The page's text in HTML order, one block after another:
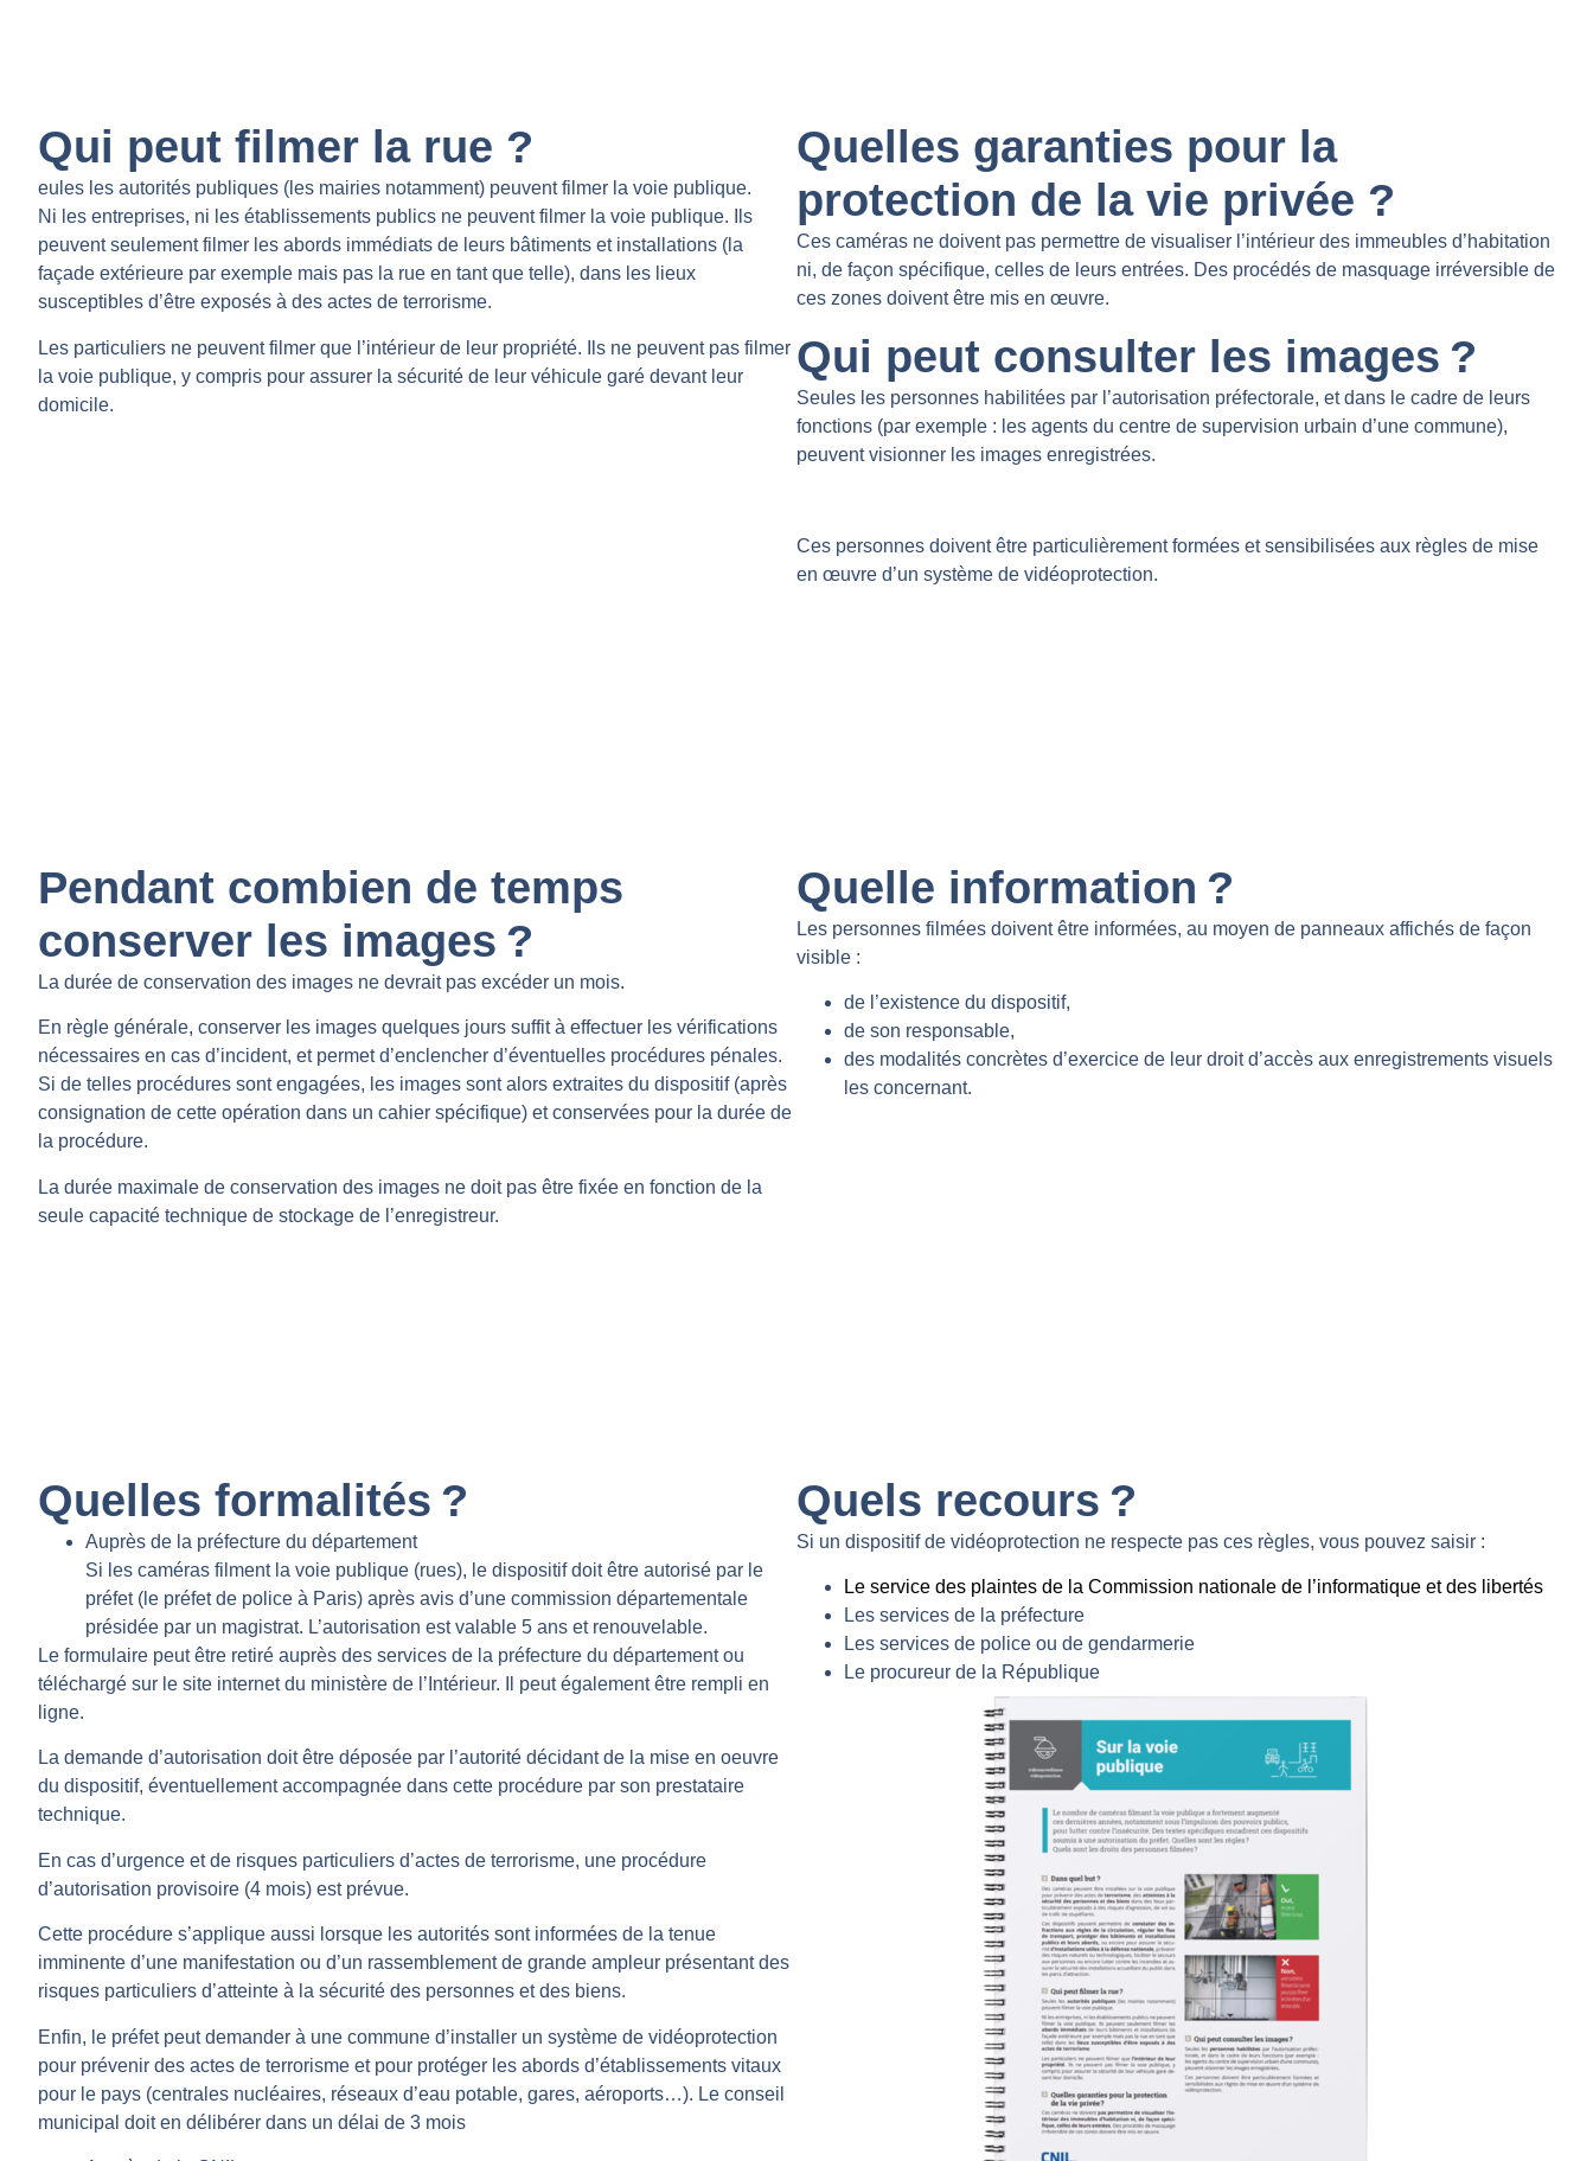
Qui peut filmer la rue ?
eules les autorités publiques (les mairies notamment) peuvent filmer la voie publique.
Ni les entreprises, ni les établissements publics ne peuvent filmer la voie publique. Ils
peuvent seulement filmer les abords immédiats de leurs bâtiments et installations (la
façade extérieure par exemple mais pas la rue en tant que telle), dans les lieux
susceptibles d’être exposés à des actes de terrorisme.
Les particuliers ne peuvent filmer que l’intérieur de leur propriété. Ils ne peuvent pas filmer
la voie publique, y compris pour assurer la sécurité de leur véhicule garé devant leur
domicile.
Quelles garanties pour la
protection de la vie privée ?
Ces caméras ne doivent pas permettre de visualiser l’intérieur des immeubles d’habitation
ni, de façon spécifique, celles de leurs entrées. Des procédés de masquage irréversible de
ces zones doivent être mis en œuvre.
Qui peut consulter les images ?
Seules les personnes habilitées par l’autorisation préfectorale, et dans le cadre de leurs
fonctions (par exemple : les agents du centre de supervision urbain d’une commune),
peuvent visionner les images enregistrées.
Ces personnes doivent être particulièrement formées et sensibilisées aux règles de mise
en œuvre d’un système de vidéoprotection.
Pendant combien de temps
conserver les images ?
La durée de conservation des images ne devrait pas excéder un mois.
En règle générale, conserver les images quelques jours suffit à effectuer les vérifications
nécessaires en cas d’incident, et permet d’enclencher d’éventuelles procédures pénales.
Si de telles procédures sont engagées, les images sont alors extraites du dispositif (après
consignation de cette opération dans un cahier spécifique) et conservées pour la durée de
la procédure.
La durée maximale de conservation des images ne doit pas être fixée en fonction de la
seule capacité technique de stockage de l’enregistreur.
Quelle information ?
Les personnes filmées doivent être informées, au moyen de panneaux affichés de façon
visible :
de l’existence du dispositif,
de son responsable,
des modalités concrètes d’exercice de leur droit d’accès aux enregistrements visuels
les concernant.
Quelles formalités ?
Auprès de la préfecture du département
Si les caméras filment la voie publique (rues), le dispositif doit être autorisé par le
préfet (le préfet de police à Paris) après avis d’une commission départementale
présidée par un magistrat. L’autorisation est valable 5 ans et renouvelable.
Le formulaire peut être retiré auprès des services de la préfecture du département ou
téléchargé sur le site internet du ministère de l’Intérieur. Il peut également être rempli en
ligne.
La demande d’autorisation doit être déposée par l’autorité décidant de la mise en oeuvre
du dispositif, éventuellement accompagnée dans cette procédure par son prestataire
technique.
En cas d’urgence et de risques particuliers d’actes de terrorisme, une procédure
d’autorisation provisoire (4 mois) est prévue.
Cette procédure s’applique aussi lorsque les autorités sont informées de la tenue
imminente d’une manifestation ou d’un rassemblement de grande ampleur présentant des
risques particuliers d’atteinte à la sécurité des personnes et des biens.
Enfin, le préfet peut demander à une commune d’installer un système de vidéoprotection
pour prévenir des actes de terrorisme et pour protéger les abords d’établissements vitaux
pour le pays (centrales nucléaires, réseaux d’eau potable, gares, aéroports…). Le conseil
municipal doit en délibérer dans un délai de 3 mois
Quels recours ?
Si un dispositif de vidéoprotection ne respecte pas ces règles, vous pouvez saisir :
Le service des plaintes de la Commission nationale de l’informatique et des libertés
Les services de la préfecture
Les services de police ou de gendarmerie
Le procureur de la République